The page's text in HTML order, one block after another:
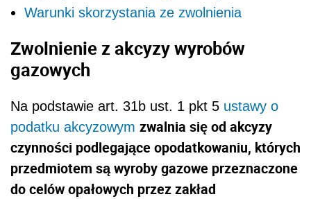
Warunki skorzystania ze zwolnienia
Zwolnienie z akcyzy wyrobów
gazowych
Na podstawie art. 31b ust. 1 pkt 5 ustawy o
podatku akcyzowym zwalnia się od akcyzy
czynności podlegające opodatkowaniu, których
przedmiotem są wyroby gazowe przeznaczone
do celów opałowych przez zakład